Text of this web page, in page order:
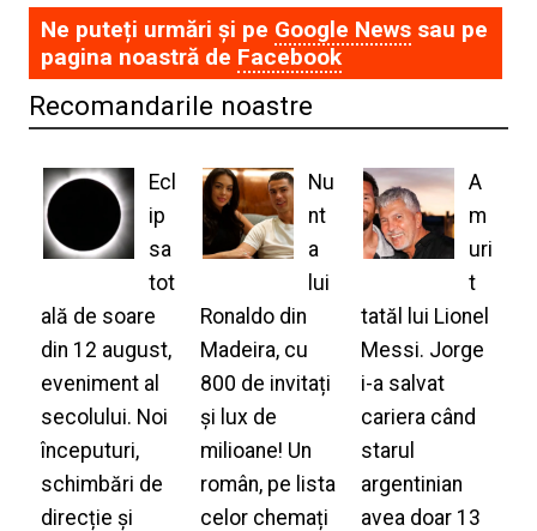
Ne puteți urmări și pe Google Newssau pe
pagina noastră de Facebook
Recomandarile noastre
Ecl
ip
sa
tot
ală de soare
din 12 august,
eveniment al
secolului. Noi
începuturi,
schimbări de
direcție și
Nu
nt
a
lui
Ronaldo din
Madeira, cu
800 de invitați
și lux de
milioane! Un
român, pe lista
celor chemați
A
m
uri
t
tatăl lui Lionel
Messi. Jorge
i-a salvat
cariera când
starul
argentinian
avea doar 13